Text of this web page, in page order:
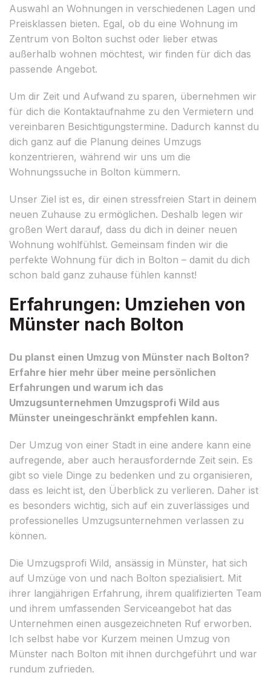
Auswahl an Wohnungen in verschiedenen Lagen und
Preisklassen bieten. Egal, ob du eine Wohnung im
Zentrum von Bolton suchst oder lieber etwas
außerhalb wohnen möchtest, wir finden für dich das
passende Angebot.
Um dir Zeit und Aufwand zu sparen, übernehmen wir
für dich die Kontaktaufnahme zu den Vermietern und
vereinbaren Besichtigungstermine. Dadurch kannst du
dich ganz auf die Planung deines Umzugs
konzentrieren, während wir uns um die
Wohnungssuche in Bolton kümmern.
Unser Ziel ist es, dir einen stressfreien Start in deinem
neuen Zuhause zu ermöglichen. Deshalb legen wir
großen Wert darauf, dass du dich in deiner neuen
Wohnung wohlfühlst. Gemeinsam finden wir die
perfekte Wohnung für dich in Bolton – damit du dich
schon bald ganz zuhause fühlen kannst!
Erfahrungen: Umziehen von
Münster nach Bolton
Du planst einen Umzug von Münster nach Bolton?
Erfahre hier mehr über meine persönlichen
Erfahrungen und warum ich das
Umzugsunternehmen Umzugsprofi Wild aus
Münster uneingeschränkt empfehlen kann.
Der Umzug von einer Stadt in eine andere kann eine
aufregende, aber auch herausfordernde Zeit sein. Es
gibt so viele Dinge zu bedenken und zu organisieren,
dass es leicht ist, den Überblick zu verlieren. Daher ist
es besonders wichtig, sich auf ein zuverlässiges und
professionelles Umzugsunternehmen verlassen zu
können.
Die Umzugsprofi Wild, ansässig in Münster, hat sich
auf Umzüge von und nach Bolton spezialisiert. Mit
ihrer langjährigen Erfahrung, ihrem qualifizierten Team
und ihrem umfassenden Serviceangebot hat das
Unternehmen einen ausgezeichneten Ruf erworben.
Ich selbst habe vor Kurzem meinen Umzug von
Münster nach Bolton mit ihnen durchgeführt und war
rundum zufrieden.